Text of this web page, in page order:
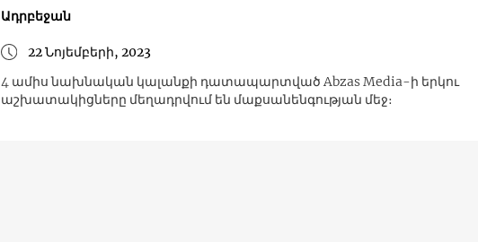
Ադրբեջան
22 Նոյեմբերի, 2023
4 ամիս նախնական կալանքի դատապարտված Abzas Media-ի երկու
աշխատակիցները մեղադրվում են մաքսանենգության մեջ։